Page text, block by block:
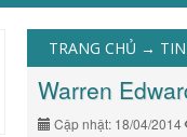
TRANG CHỦ →
Warren
Cập nhật: 18/04/2014